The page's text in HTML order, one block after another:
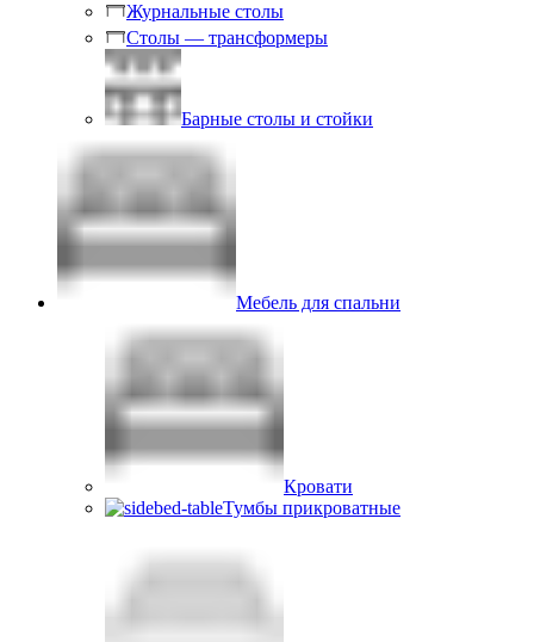
Журнальные столы
Столы — трансформеры
Барные столы и стойки
Мебель для спальни
Кровати
Тумбы прикроватные